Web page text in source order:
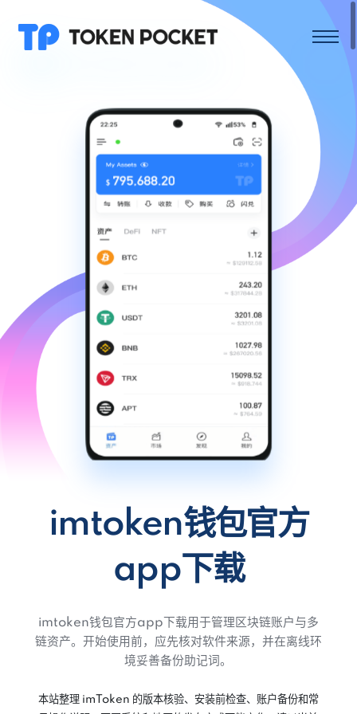
imtoken钱包官方
app下载
imtoken钱包官方app下载用于管理区块链账户与多
链资产。开始使用前，应先核对软件来源，并在离线环
境妥善备份助记词。
本站整理 imToken 的版本核验、安装前检查、账户备份和常